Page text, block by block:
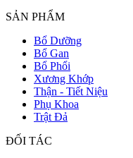
SẢN PHẨM
Bổ Dưỡng
Bổ Gan
Bổ Phổi
Xương Khớp
Thận - Tiết Niệu
Phụ Khoa
Trật Đả
ĐỐI TÁC